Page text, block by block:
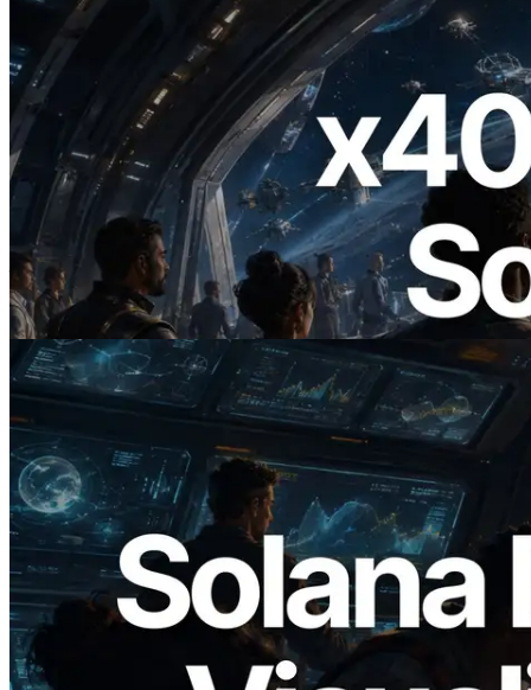
2026.07.04
ERPC 发布支持 x402 支付的 Solana RPC
— AI Agent 按需为 API 付费的时代开启
阅读此文章
2026.05.24
Validators Solutions 发布 Solana Block